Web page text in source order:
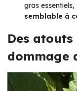
gras essentiels,
semblable à
Des
dommage